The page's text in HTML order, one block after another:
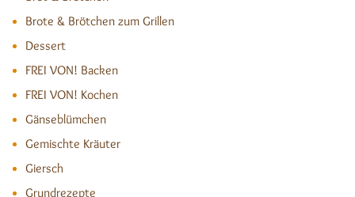
Brote & Brötchen zum Grillen
Dessert
FREI VON! Backen
FREI VON! Kochen
Gänseblümchen
Gemischte Kräuter
Giersch
Grundrezepte